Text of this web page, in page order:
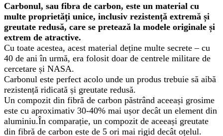
Carbonul, sau fibra de carbon, este un material cu
multe proprietăți unice, inclusiv rezistență extremă și
greutate redusă, care se pretează la modele originale și
extrem de atractive.
Cu toate acestea, acest material deține multe secrete – cu
40 de ani în urmă, era folosit doar de centrele militare de
cercetare și NASA.
Carbonul este perfect acolo unde un produs trebuie să aibă
rezistență ridicată și greutate redusă.
Un compozit din fibră de carbon păstrând aceeași grosime
este cu aproximativ 30-40% mai ușor decât un element din
aluminiu.În comparație, un compozit de aceeași greutate
din fibră de carbon este de 5 ori mai rigid decât oțelul.